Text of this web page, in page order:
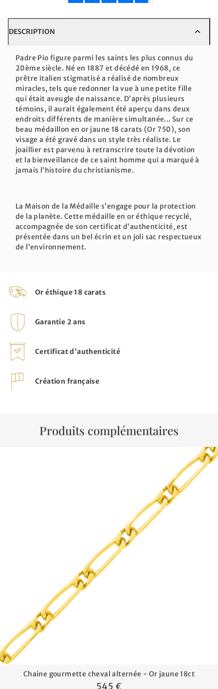
DESCRIPTION
Padre Pio figure parmi les saints les plus connus du
20ème siècle. Né en 1887 et décédé en 1968, ce
prêtre italien stigmatisé a réalisé de nombreux
miracles, tels que redonner la vue à une petite fille
qui était aveugle de naissance. D’après plusieurs
témoins, il aurait également été aperçu dans deux
endroits différents de manière simultanée... Sur ce
beau médaillon en or jaune 18 carats (Or 750), son
visage a été gravé dans un style très réaliste. Le
joaillier est parvenu à retranscrire toute la dévotion
et la bienveillance de ce saint homme qui a marqué à
jamais l’histoire du christianisme.
La Maison de la Médaille s’engage pour la protection
de la planète. Cette médaille en or éthique recyclé,
accompagnée de son certificat d’authenticité, est
présentée dans un bel écrin et un joli sac respectueux
de l’environnement.
Or éthique 18 carats
Garantie 2 ans
Certificat d'authenticité
Création française
Produits complémentaires
Chaine gourmette cheval alternée - Or jaune 18ct
545 €